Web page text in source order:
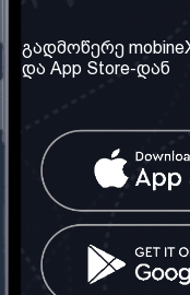
ჩვენ შესახებ
ჩვენი სერვისები
კონტაქტი
საქართველო:
ტელ: 032 2 04 00 50
გადმოწერე
და App Store-დან